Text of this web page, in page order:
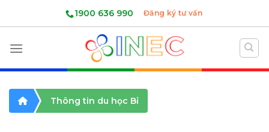
1900 636 990 Đăng ký tư vấn
Thông tin du học Bỉ